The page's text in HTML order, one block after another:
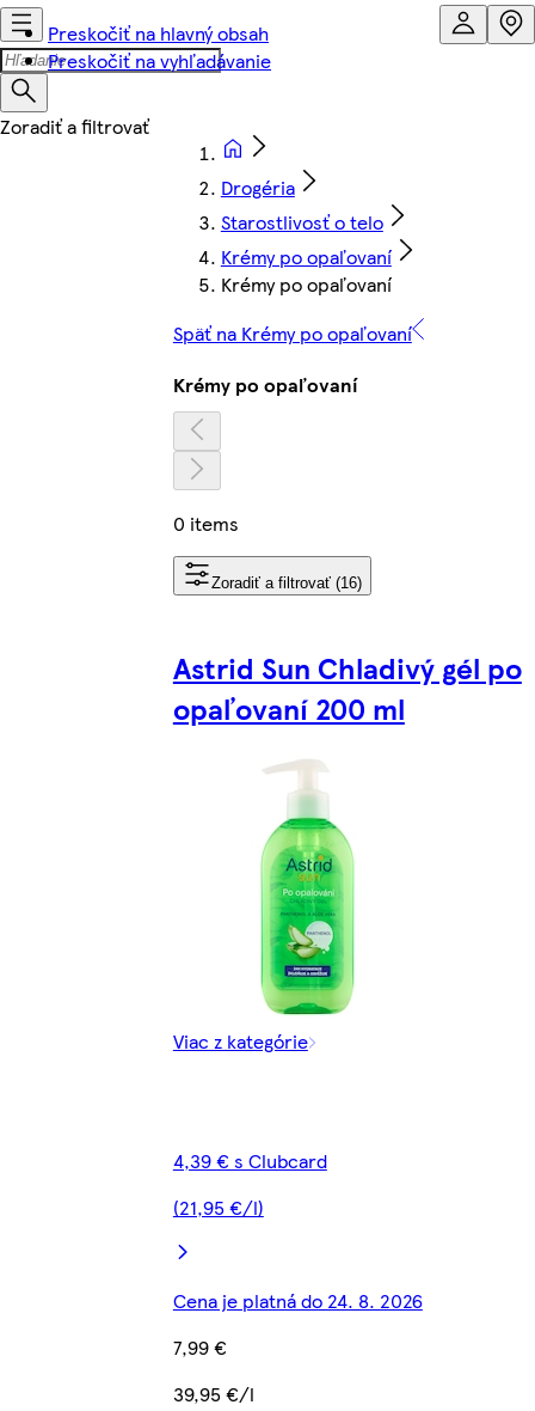
Preskočiť na hlavný obsah
Preskočiť na vyhľadávanie
Drogéria
Starostlivosť o telo
Krémy po opaľovaní
Krémy po opaľovaní
Späť na Krémy po opaľovaní
Krémy po opaľovaní
0 items
Zoradiť a filtrovať (16)
Astrid Sun Chladivý gél po
opaľovaní 200 ml
Viac z kategórie
4,39 € s Clubcard
(21,95 €/l)
Cena je platná do 24. 8. 2026
7,99 €
39,95 €/l